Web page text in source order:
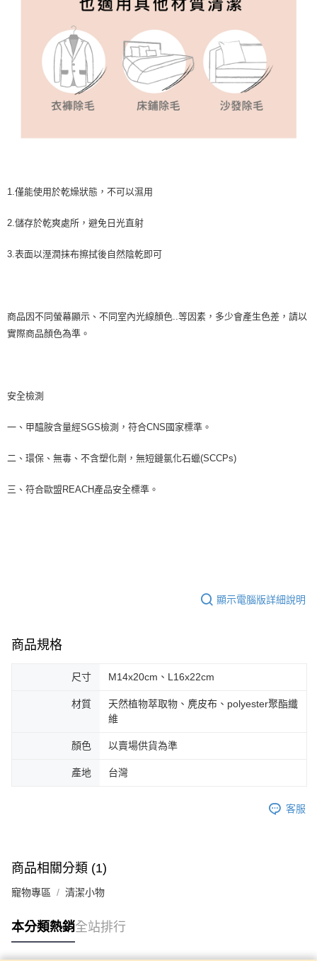
1.僅能使用於乾燥狀態，不可以濕用
2.儲存於乾爽處所，避免日光直射
3.表面以溼潤抹布擦拭後自然陰乾即可
商品因不同螢幕顯示、不同室內光線顏色..等因素，多少會產生色差，請以
實際商品顏色為準。
安全檢測
一、甲醯胺含量經SGS檢測，符合CNS國家標準。
二、環保、無毒、不含塑化劑，無短鏈氯化石蠟(SCCPs)
三、符合歐盟REACH產品安全標準。
顯示電腦版詳細說明
商品規格
尺寸 M14x20cm、L16x22cm
材質
天然植物萃取物、麂皮布、polyester聚酯纖
維
顏色 以賣場供貨為準
產地 台灣
客服
商品相關分類 (1)
寵物專區 清潔小物
本分類熱銷全站排行